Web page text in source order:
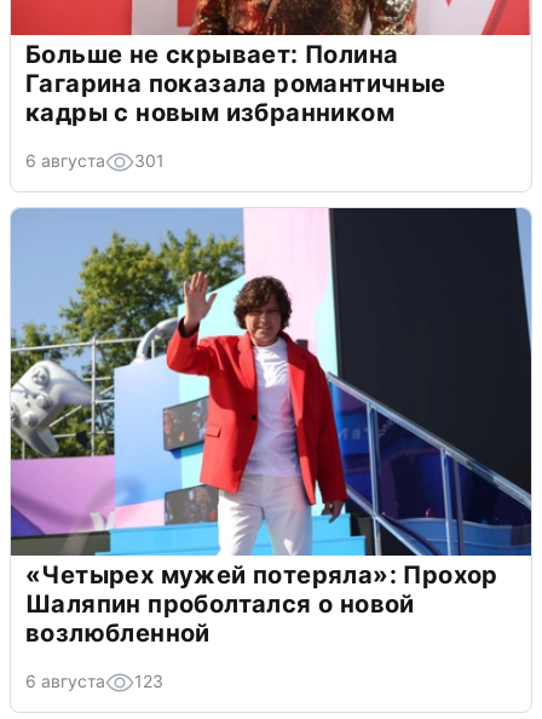
Больше не скрывает: Полина
Гагарина показала романтичные
кадры с новым избранником
6 августа 301
«Четырех мужей потеряла»: Прохор
Шаляпин проболтался о новой
возлюбленной
6 августа 123